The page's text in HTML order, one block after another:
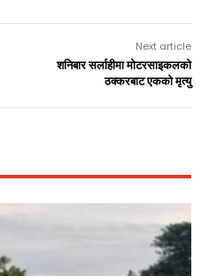
Next article
शनिबार सर्लाहीमा माेटरसाइकलकाे
ठक्करबाट एककाे मृत्यु